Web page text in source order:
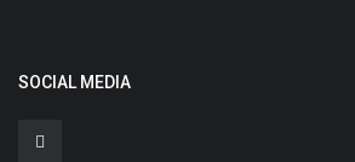
SOCIAL MEDIA